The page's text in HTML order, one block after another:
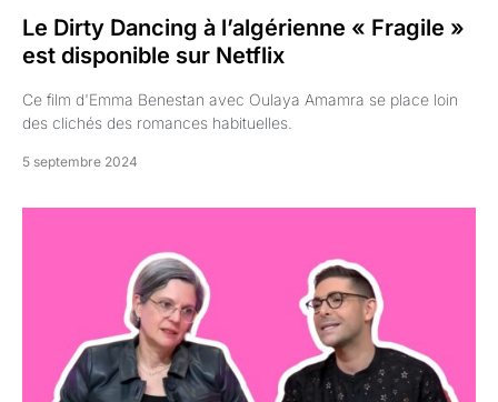
Le Dirty Dancing à l’algérienne « Fragile »
est disponible sur Netflix
Ce film d'Emma Benestan avec Oulaya Amamra se place loin
des clichés des romances habituelles.
5 septembre 2024